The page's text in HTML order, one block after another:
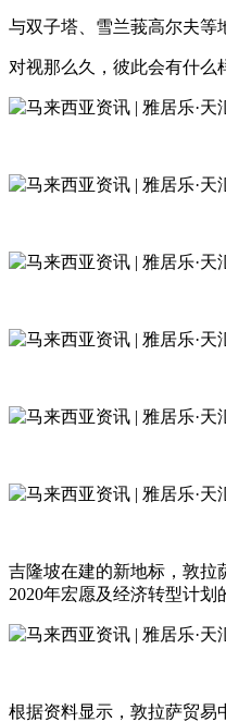
与双子塔、雪兰莪高尔夫等
对视那么久，彼此会有什么
吉隆坡在建的新地标，敦拉
2020年宏愿及经济转型计划
根据资料显示，敦拉萨贸易